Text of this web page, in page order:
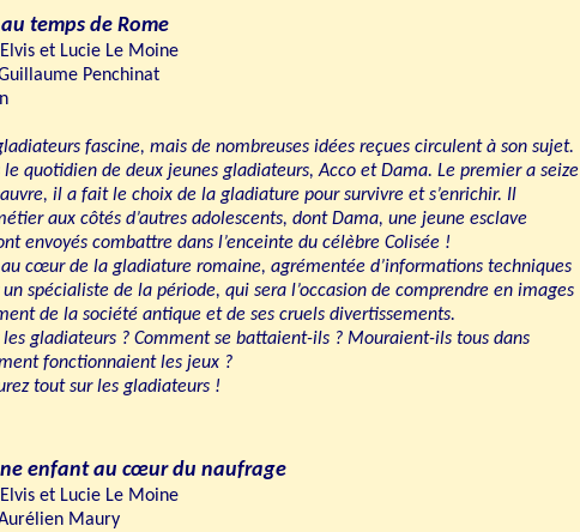
temps de Rome
et Lucie Le Moine
Penchinat
fascine, mais de nombreuses idées reçues circulent à son sujet.
le quotidien de deux jeunes gladiateurs, Acco et Dama. Le premier a seize
il a fait le choix de la gladiature pour survivre ets’enrichir. Il
aux côtés d’autres adolescents, dont Dama, une jeune esclave
envoyés combattre dans l’enceinte du célèbre Colisée !
cœur de la gladiature romaine, agrémentée d’informations techniques
spécialiste de la période, qui sera l’occasion de comprendre en images
de la société antique et de ses cruels divertissements.
les gladiateurs ? Comment se battaient-ils ? Mouraient-ils tous dans
fonctionnaient les jeux ?
tout sur les gladiateurs !
enfant au cœur du naufrage
et Lucie Le Moine
Maury